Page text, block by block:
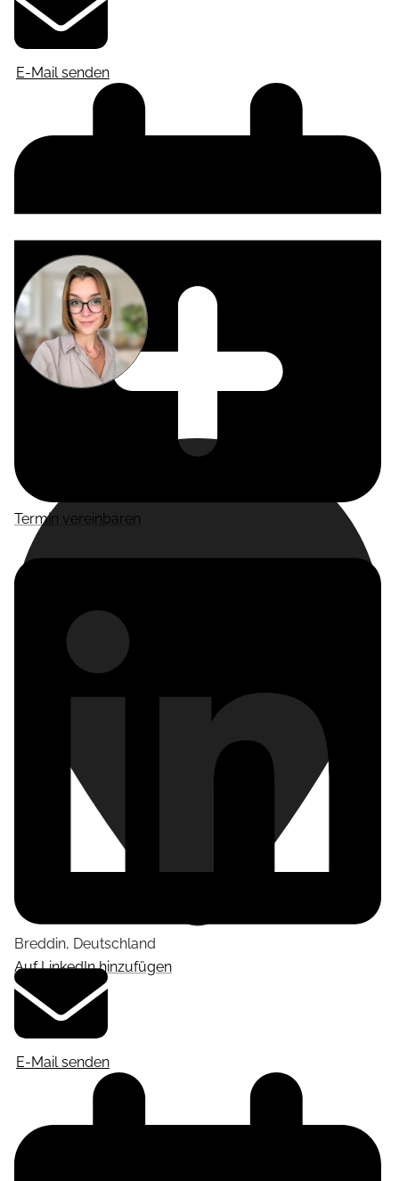
E-Mail senden
Termin vereinbaren
Auf LinkedIn hinzufügen
Breddin, Deutschland
E-Mail senden